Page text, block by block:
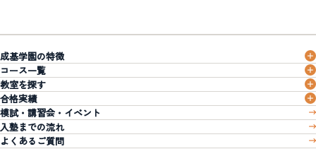
成基学園の特徴
コース一覧
教室を探す
合格実績
模試・講習会・イベント
入塾までの流れ
よくあるご質問